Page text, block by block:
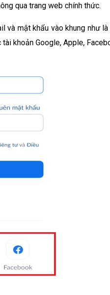
qua trang web chính thức.
và mật khẩu vào khung như
khoản Google, Apple,